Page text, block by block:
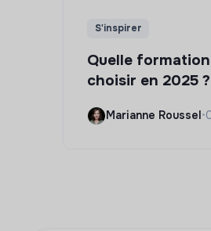
S'inspirer
Quelle
choisir en 2025
Marianne Roussel•